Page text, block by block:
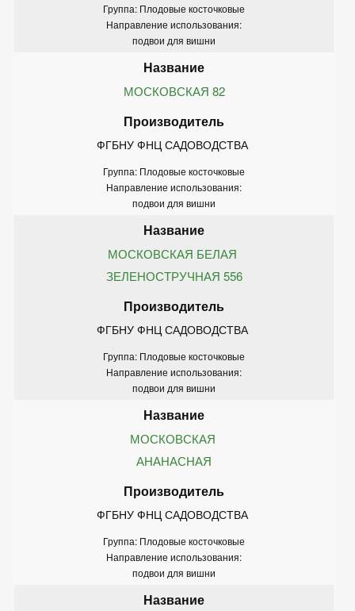
Группа: Плодовые косточковые
Направление использования:
подвои для вишни
МОСКОВСКАЯ 82
ФГБНУ ФНЦ САДОВОДСТВА
Группа: Плодовые косточковые
Направление использования:
подвои для вишни
МОСКОВСКАЯ БЕЛАЯ
ЗЕЛЕНОСТРУЧНАЯ 556
ФГБНУ ФНЦ САДОВОДСТВА
Группа: Плодовые косточковые
Направление использования:
подвои для вишни
МОСКОВСКАЯ
АНАНАСНАЯ
ФГБНУ ФНЦ САДОВОДСТВА
Группа: Плодовые косточковые
Направление использования:
подвои для вишни